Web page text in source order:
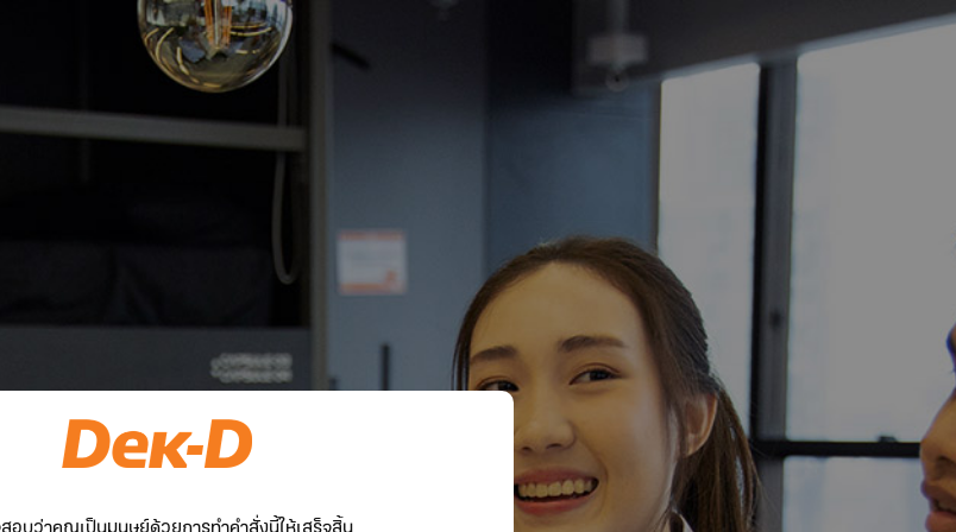
อบว่าคุณเป็นมนุษย์ด้วยการทำคำสั่งนี้ให้เสร็จสิ้น